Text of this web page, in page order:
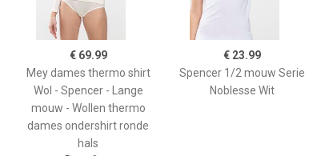
€ 69.99
Mey dames thermo shirt
Wol - Spencer - Lange
mouw - Wollen thermo
dames ondershirt ronde
hals
€ 23.99
Spencer 1/2 mouw Serie
Noblesse Wit